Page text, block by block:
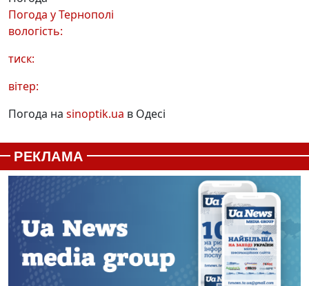
Погода уТернополі
вологість:
тиск:
вітер:
Погода на sinoptik.ua в Одесі
РЕКЛАМА